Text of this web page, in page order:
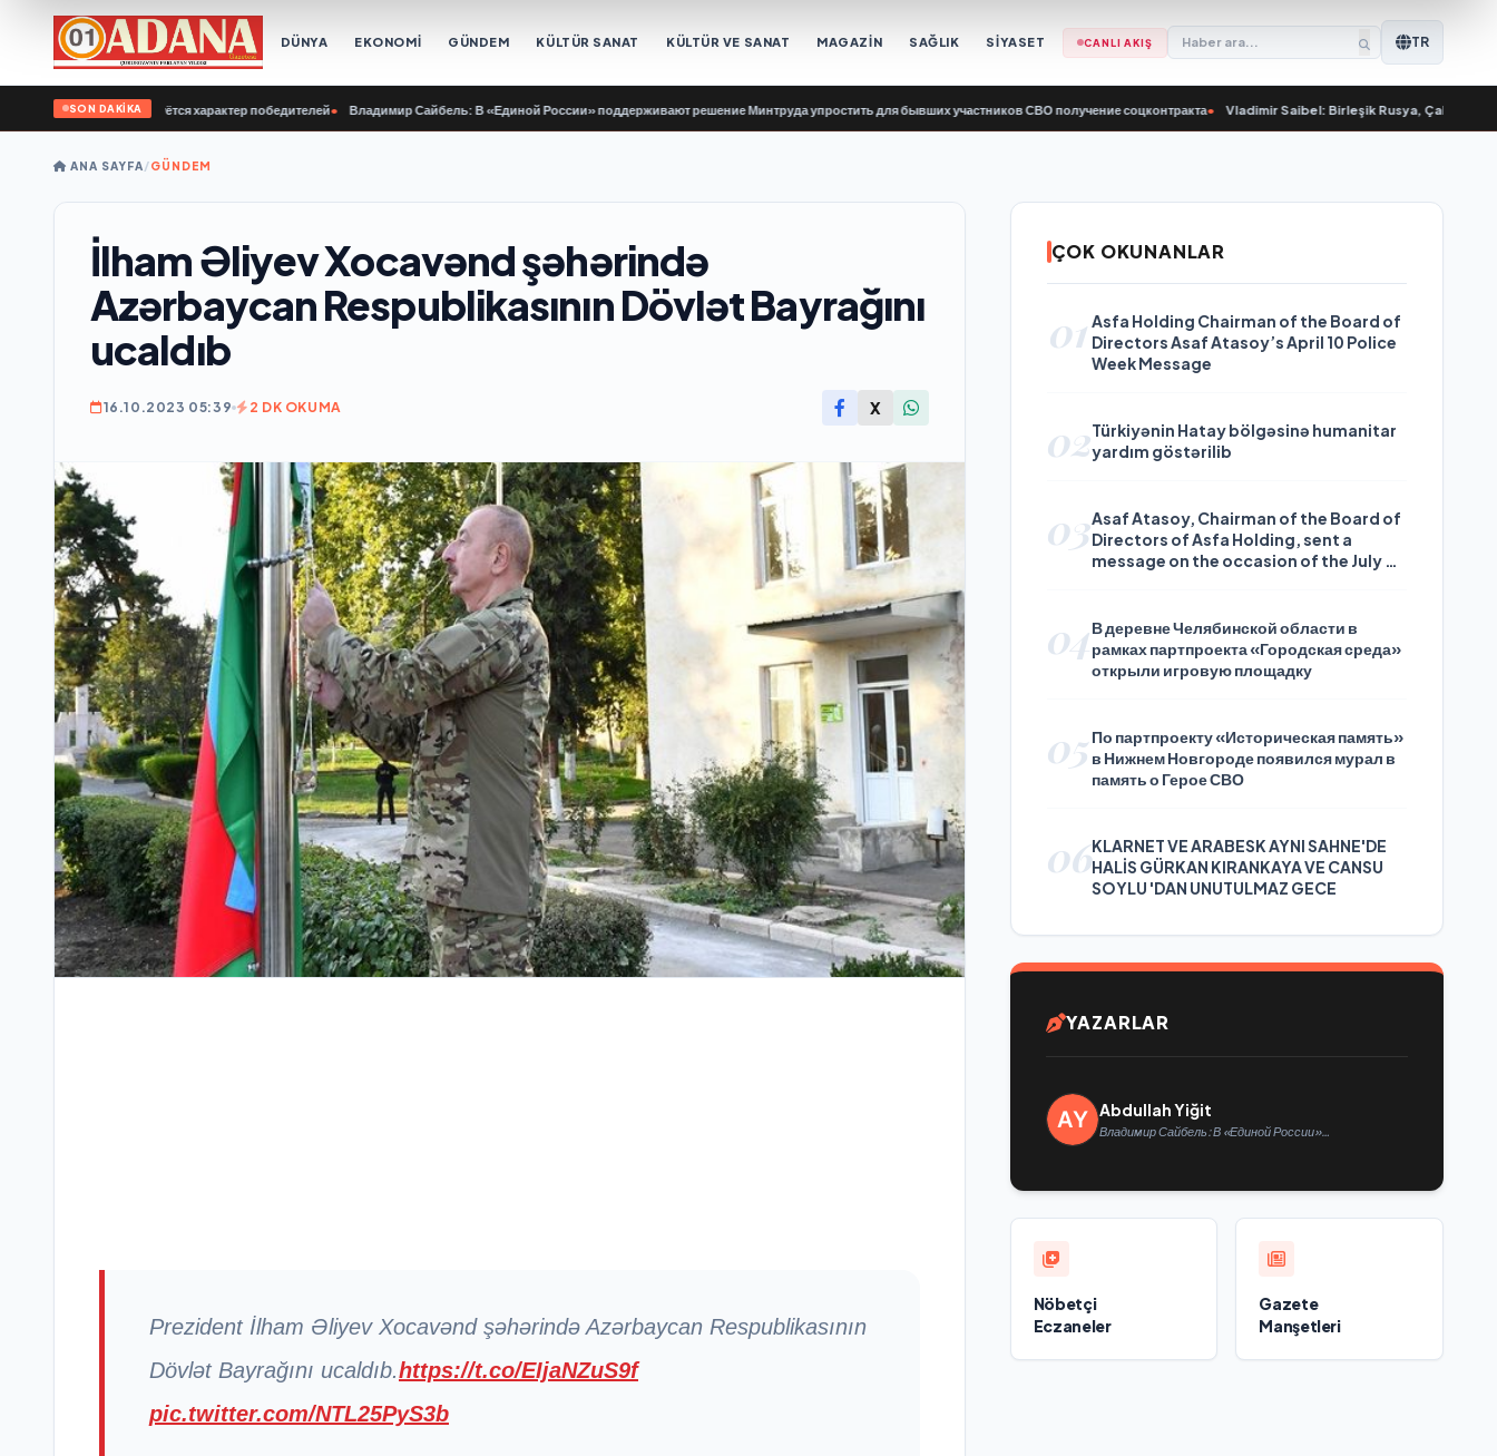
DÜNYA EKONOMİ GÜNDEM KÜLTÜR SANAT KÜLTÜR VE SANAT MAGAZİN SAĞLIK SİYASET CANLI AKIŞ TR
SON DAKİKA
молодёжи куётся характер победителей• Владимир Сайбель: В «Единой России» поддерживают решение Минтруда упростить для бывших участников СВО получение соцконтракта• Vladimir Saibel: Birleşik Rusya, Çalışma
ANA SAYFA/GÜNDEM
İlham Əliyev Xocavənd şəhərində
Azərbaycan Respublikasının Dövlət Bayrağını
ucaldıb
16.10.2023 05:39 2 DK OKUMA X
Prezident İlham Əliyev Xocavənd şəhərində Azərbaycan Respublikasının
Dövlət Bayrağını ucaldıb.https://t.co/EIjaNZuS9f
pic.twitter.com/NTL25PyS3b
ÇOK OKUNANLAR
01 Asfa Holding Chairman of the Board of
Directors Asaf Atasoy’s April 10 Police
Week Message
02Türkiyənin Hatay bölgəsinə humanitar
yardım göstərilib
03Asaf Atasoy, Chairman of the Board of
Directors of Asfa Holding, sent a
message on the occasion of the July 24
04В деревне Челябинской области в
рамках партпроекта «Городская среда»
открыли игровую площадку
05 По партпроекту «Историческая память»
в Нижнем Новгороде появился мурал в
память о Герое СВО
06KLARNET VE ARABESK AYNI SAHNE'DE
HALİS GÜRKAN KIRANKAYA VE CANSU
SOYLU 'DAN UNUTULMAZ GECE
YAZARLAR
Abdullah Yiğit
Владимир Сайбель: В «Единой России»
Nöbetçi
Eczaneler
Gazete
Manşetleri